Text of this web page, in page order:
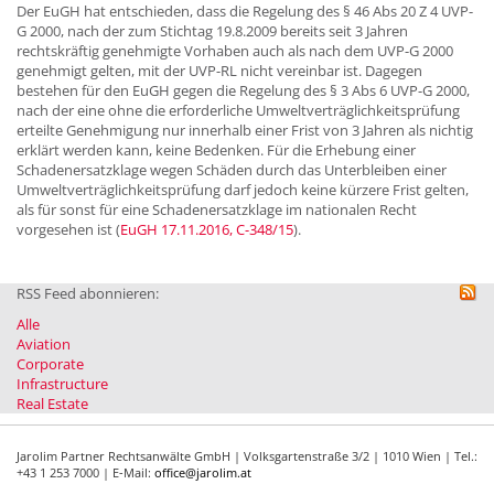
Der EuGH hat entschieden, dass die Regelung des § 46 Abs 20 Z 4 UVP-
G 2000, nach der zum Stichtag 19.8.2009 bereits seit 3 Jahren
rechtskräftig genehmigte Vorhaben auch als nach dem UVP-G 2000
genehmigt gelten, mit der UVP-RL nicht vereinbar ist. Dagegen
bestehen für den EuGH gegen die Regelung des § 3 Abs 6 UVP-G 2000,
nach der eine ohne die erforderliche Umweltverträglichkeitsprüfung
erteilte Genehmigung nur innerhalb einer Frist von 3 Jahren als nichtig
erklärt werden kann, keine Bedenken. Für die Erhebung einer
Schadenersatzklage wegen Schäden durch das Unterbleiben einer
Umweltverträglichkeitsprüfung darf jedoch keine kürzere Frist gelten,
als für sonst für eine Schadenersatzklage im nationalen Recht
vorgesehen ist (EuGH 17.11.2016, C-348/15).
RSS Feed abonnieren:
Alle
Aviation
Corporate
Infrastructure
Real Estate
Jarolim Partner Rechtsanwälte GmbH | Volksgartenstraße 3/2 | 1010 Wien | Tel.:
+43 1 253 7000 | E-Mail: office@jarolim.at